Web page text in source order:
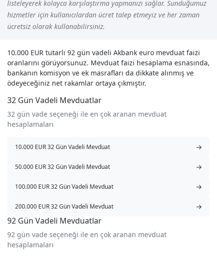
listeleyerek kolayca karşılaştırma yapmanızı sağlar. Sunduğumuz
hizmetler için kullanıcılardan ücret talep etmeyiz ve her zaman
ücretsiz olarak kullanabilirsiniz.
10.000 EUR tutarlı 92 gün vadeli Akbank euro mevduat faizi
oranlarını görüyorsunuz. Mevduat faizi hesaplama esnasında,
bankanın komisyon ve ek masrafları da dikkate alınmış ve
ödeyeceğiniz net rakamlar ortaya çıkmıştır.
32 Gün Vadeli Mevduatlar
32 gün vade seçeneği ile en çok aranan mevduat
hesaplamaları
10.000 EUR 32 Gün Vadeli Mevduat →
50.000 EUR 32 Gün Vadeli Mevduat →
100.000 EUR 32 Gün Vadeli Mevduat →
200.000 EUR 32 Gün Vadeli Mevduat →
92 Gün Vadeli Mevduatlar
92 gün vade seçeneği ile en çok aranan mevduat
hesaplamaları